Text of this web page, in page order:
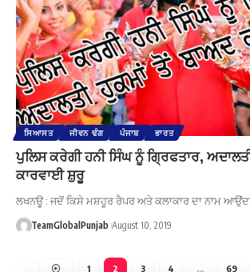
ਸਿਆਸਤ ਜੀਵਨ ਢੰਗ ਪੰਜਾਬ ਭਾਰਤ
ਪੁਲਿਸ ਕਰੇਗੀ ਹਨੀ ਸਿੰਘ ਨੂੰ ਗ੍ਰਿਫਤਾਰ,
ਕਾਰਵਾਈ ਸ਼ੁਰੂ
ਲਖਨਊ : ਜਦੋਂ ਕਿਸੇ ਮਸ਼ਹੂਰ ਰੈਪਰ ਅਤੇ ਕਲਾਕਾਰ ਦਾ ਨਾਮ
TeamGlobalPunjab August 10, 2019
1 2 3 4 … 69